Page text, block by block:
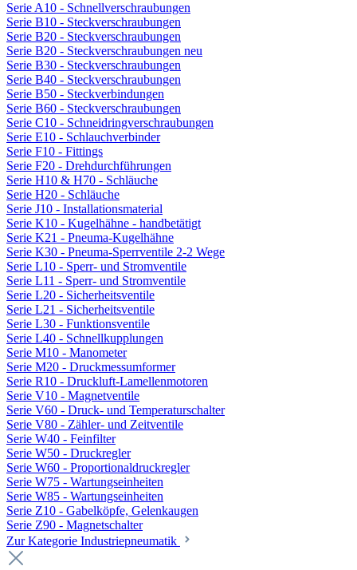
Serie A10 - Schnellverschraubungen
Serie B10 - Steckverschraubungen
Serie B20 - Steckverschraubungen
Serie B20 - Steckverschraubungen neu
Serie B30 - Steckverschraubungen
Serie B40 - Steckverschraubungen
Serie B50 - Steckverbindungen
Serie B60 - Steckverschraubungen
Serie C10 - Schneidringverschraubungen
Serie E10 - Schlauchverbinder
Serie F10 - Fittings
Serie F20 - Drehdurchführungen
Serie H10 & H70 - Schläuche
Serie H20 - Schläuche
Serie J10 - Installationsmaterial
Serie K10 - Kugelhähne - handbetätigt
Serie K21 - Pneuma-Kugelhähne
Serie K30 - Pneuma-Sperrventile 2-2 Wege
Serie L10 - Sperr- und Stromventile
Serie L11 - Sperr- und Stromventile
Serie L20 - Sicherheitsventile
Serie L21 - Sicherheitsventile
Serie L30 - Funktionsventile
Serie L40 - Schnellkupplungen
Serie M10 - Manometer
Serie M20 - Druckmessumformer
Serie R10 - Druckluft-Lamellenmotoren
Serie V10 - Magnetventile
Serie V60 - Druck- und Temperaturschalter
Serie V80 - Zähler- und Zeitventile
Serie W40 - Feinfilter
Serie W50 - Druckregler
Serie W60 - Proportionaldruckregler
Serie W75 - Wartungseinheiten
Serie W85 - Wartungseinheiten
Serie Z10 - Gabelköpfe, Gelenkaugen
Serie Z90 - Magnetschalter
Zur Kategorie Industriepneumatik